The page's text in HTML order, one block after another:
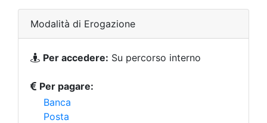
Modalità di Erogazione
Per accedere: Su percorso interno
Per pagare:
Banca
Posta